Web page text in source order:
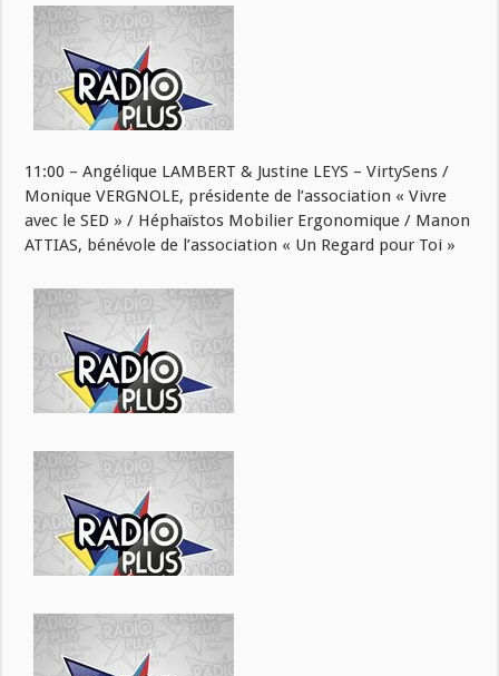
11:00 – Angélique LAMBERT & Justine LEYS – VirtySens /
Monique VERGNOLE, présidente de l’association « Vivre
avec le SED » / Héphaïstos Mobilier Ergonomique / Manon
ATTIAS, bénévole de l’association « Un Regard pour Toi »